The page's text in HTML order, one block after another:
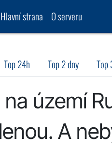
Hlavní strana O serveru
Top 24h Top 2 dny Top
území
A